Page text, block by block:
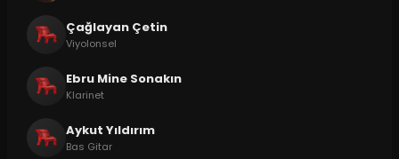
Çağlayan Çetin
Viyolonsel
Ebru Mine Sonakın
Klarinet
Aykut Yıldırım
Bas Gitar